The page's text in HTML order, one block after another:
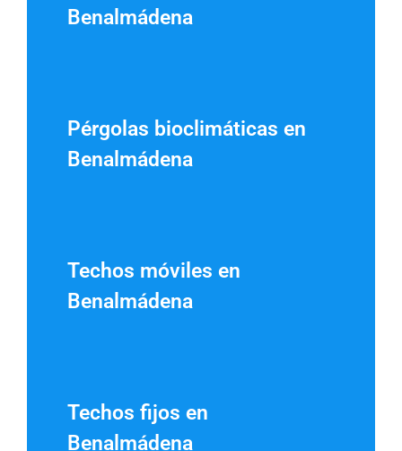
Benalmádena
Pérgolas bioclimáticas en
Benalmádena
Techos móviles en
Benalmádena
Techos fijos en
Benalmádena